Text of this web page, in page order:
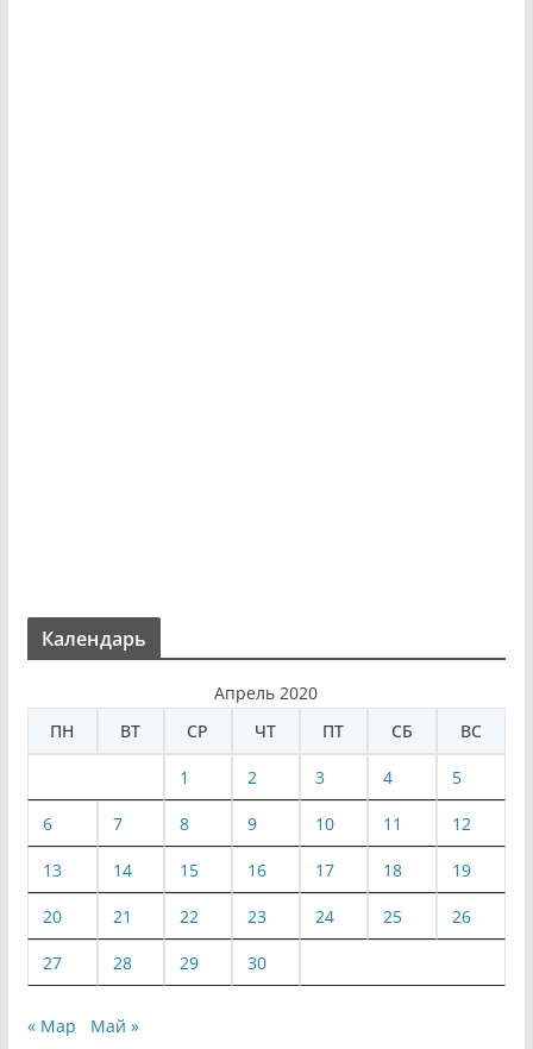
Календарь
Апрель 2020
ПН
ВТ СР ЧТ ПТ СБ ВС
1 2 3 4 5
6 7 8 9 10 11 12
13 14 15 16 17 18 19
20 21 22 23 24 25 26
27 28 29 30
« Мар Май »